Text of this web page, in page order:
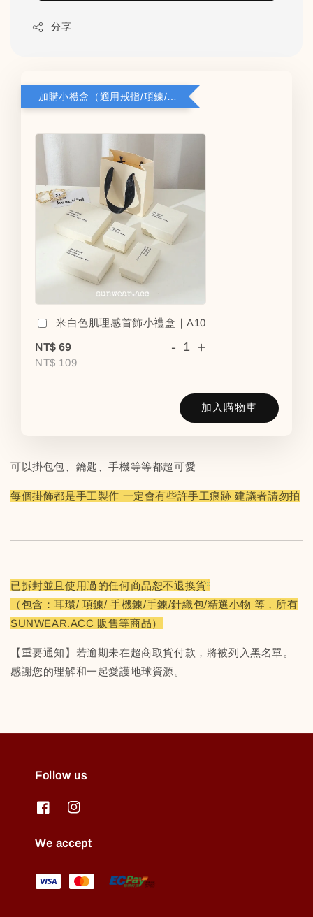
分享
加購小禮盒（適用戒指/項鍊/耳環）5*8*2.8
米白色肌理感首飾小禮盒｜A10
NT$ 69
NT$ 109
- +
加入購物車
可以掛包包、鑰匙、手機等等都超可愛
每個掛飾都是手工製作 一定會有些許手工痕跡 建議者請勿拍
已拆封並且使用過的任何商品恕不退換貨
（包含：耳環/ 項鍊/ 手機鍊/手鍊/針織包/精選小物 等，所有
SUNWEAR.ACC 販售等商品）
【重要通知】若逾期未在超商取貨付款，將被列入黑名單。
感謝您的理解和一起愛護地球資源。
Follow us
We accept